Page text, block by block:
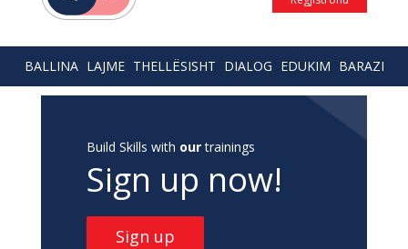
BALLINA LAJME THELLËSISHT DIALOG EDUKIM BARAZI
Build Skills with ourtrainings
Sign up now!
Sign up